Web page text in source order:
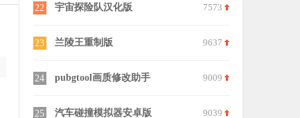
7185 22 宇宙探险队汉化版 7573
23 兰陵王重制版 9637
24 pubgtool画质修改助手 9009
25 汽车碰撞模拟器安卓版 9039